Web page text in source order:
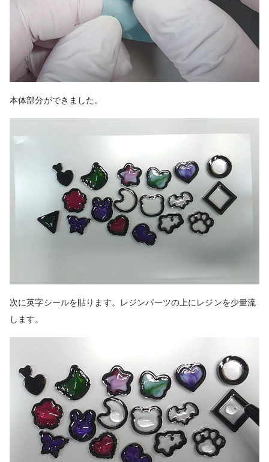
本体部分ができました。
次に英字シールを貼ります。
レジンパーツの上にレジンを少量流
します。